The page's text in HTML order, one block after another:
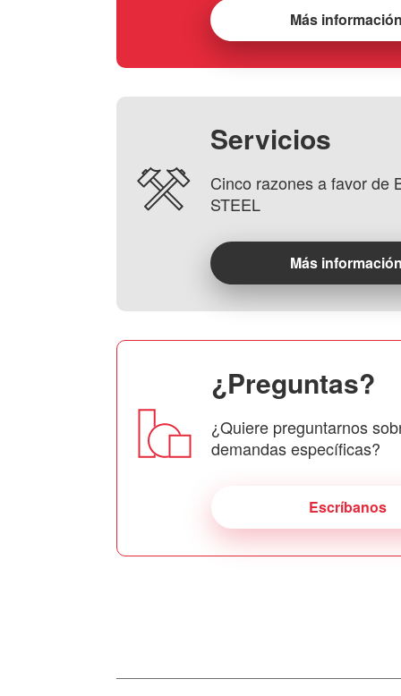
Más
Servicios
Cinco razones a favor de
STEEL
Más
¿Preguntas?
¿Quiere preguntarnos
demandas específicas?
Escríbanos